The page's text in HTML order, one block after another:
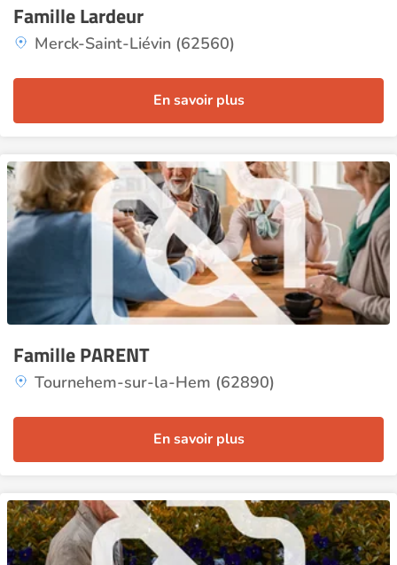
Famille Lardeur
Merck-Saint-Liévin (62560)
En savoir plus
Famille PARENT
Tournehem-sur-la-Hem (62890)
En savoir plus